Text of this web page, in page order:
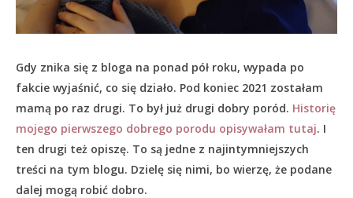
Gdy znika się z bloga na ponad pół roku, wypada po
fakcie wyjaśnić, co się działo. Pod koniec 2021 zostałam
mamą po raz drugi. To był już drugi dobry poród. Historię
mojego pierwszego dobrego porodu opisywałam tutaj. I
ten drugi też opiszę. To są jedne z najintymniejszych
treści na tym blogu. Dzielę się nimi, bo wierzę, że podane
dalej mogą robić dobro.